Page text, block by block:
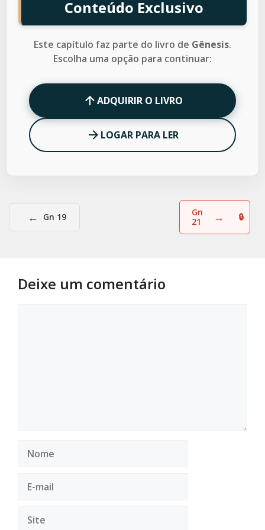
Conteúdo Exclusivo
Este capítulo faz parte do livro de Gênesis.
Escolha uma opção para continuar:
ADQUIRIR O LIVRO
LOGAR PARA LER
← Gn 19
Gn
21
→
Deixe um comentário
mail